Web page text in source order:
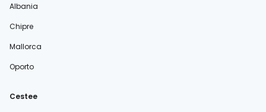
Albania
Chipre
Mallorca
Oporto
Cestee